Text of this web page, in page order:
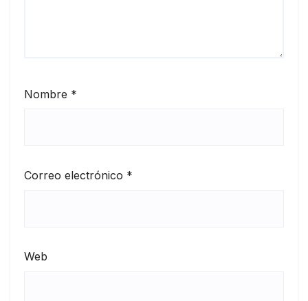
Nombre *
Correo electrónico *
Web